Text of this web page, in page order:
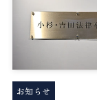
お知らせ